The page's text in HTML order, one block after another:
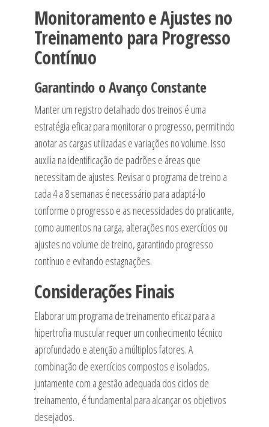
Monitoramento e Ajustes no
Treinamento para Progresso
Contínuo
Garantindo o Avanço Constante
Manter um registro detalhado dos treinos é uma
estratégia eficaz para monitorar o progresso, permitindo
anotar as cargas utilizadas e variações no volume. Isso
auxilia na identificação de padrões e áreas que
necessitam de ajustes. Revisar o programa de treino a
cada 4 a 8 semanas é necessário para adaptá-lo
conforme o progresso e as necessidades do praticante,
como aumentos na carga, alterações nos exercícios ou
ajustes no volume de treino, garantindo progresso
contínuo e evitando estagnações.
Considerações Finais
Elaborar um programa de treinamento eficaz para a
hipertrofia muscular requer um conhecimento técnico
aprofundado e atenção a múltiplos fatores. A
combinação de exercícios compostos e isolados,
juntamente com a gestão adequada dos ciclos de
treinamento, é fundamental para alcançar os objetivos
desejados.